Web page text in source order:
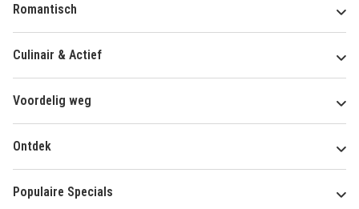
Romantisch
Culinair & Actief
Voordelig weg
Ontdek
Populaire Specials